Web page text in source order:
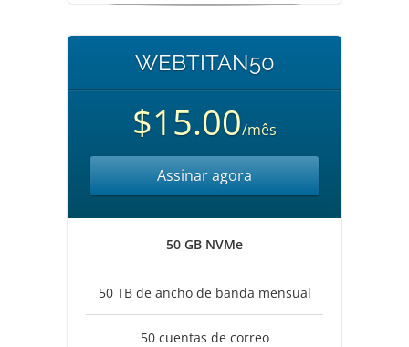
WEBTITAN50
$15.00/mês
Assinar agora
50 GB NVMe
50 TB de ancho de banda mensual
50 cuentas de correo